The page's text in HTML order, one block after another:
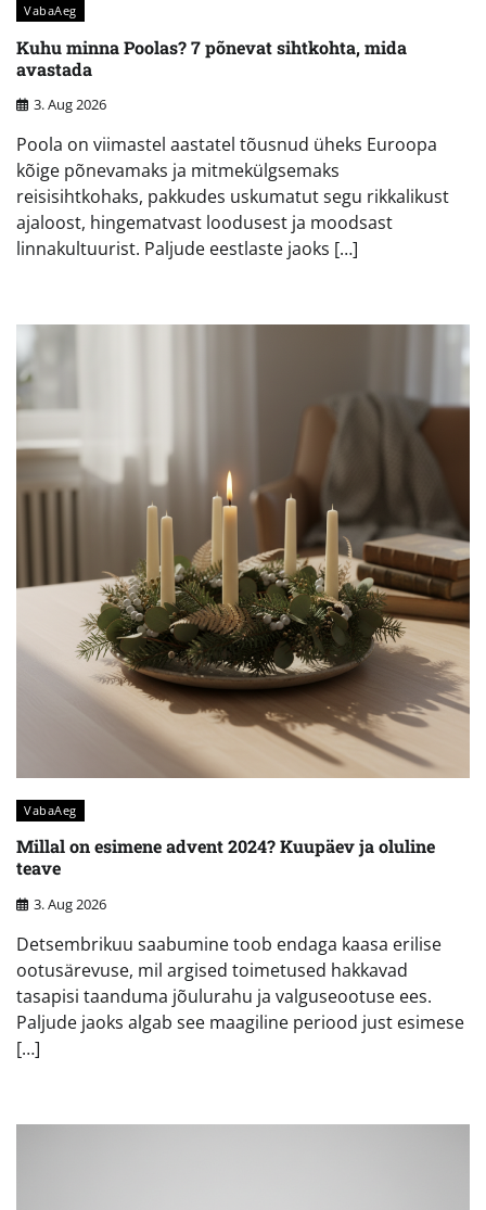
VabaAeg
Kuhu minna Poolas? 7 põnevat sihtkohta, mida
avastada
3. Aug 2026
Poola on viimastel aastatel tõusnud üheks Euroopa
kõige põnevamaks ja mitmekülgsemaks
reisisihtkohaks, pakkudes uskumatut segu rikkalikust
ajaloost, hingematvast loodusest ja moodsast
linnakultuurist. Paljude eestlaste jaoks […]
VabaAeg
Millal on esimene advent 2024? Kuupäev ja oluline
teave
3. Aug 2026
Detsembrikuu saabumine toob endaga kaasa erilise
ootusärevuse, mil argised toimetused hakkavad
tasapisi taanduma jõulurahu ja valguseootuse ees.
Paljude jaoks algab see maagiline periood just esimese
[…]